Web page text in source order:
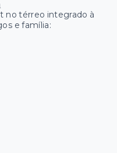
no térreo integrado à
e família: